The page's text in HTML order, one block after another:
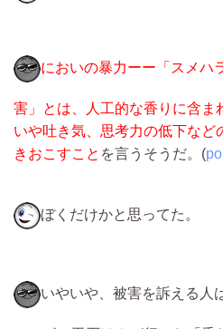
においの暴力ーー「スメハ
害」とは、人工的な香りに含ま
いや吐き気、思考力の低下など
きおこすこと を言うそうだ。(
ぼくだけかと思ってた。
いやいや、被害を訴える人